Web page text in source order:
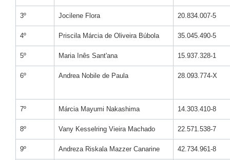
3º Jocilene Flora 20.834.007-5
4º Priscila Márcia de Oliveira Búbola 35.045.490-5
5º Maria Inês Sant'ana 15.937.328-1
6º Andrea Nobile de Paula 28.093.774-X
7º Márcia Mayumi Nakashima 14.303.410-8
8º Vany Kesselring Vieira Machado 22.571.538-7
9º Andreza Riskala Mazzer Canarine 42.734.961-8